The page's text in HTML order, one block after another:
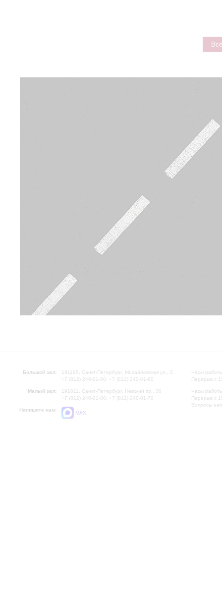
Большой зал:
191186, Санкт-Петербург, Михайловская ул., 2
+7 (812) 240-01-00, +7 (812) 240-01-80
Малый зал:
191011, Санкт-Петербург, Невский пр., 30
+7 (812) 240-01-00, +7 (812) 240-01-70
Напишите нам:
MAX
Часы
Перерыв с
Часы
Перерыв с
Вопросы